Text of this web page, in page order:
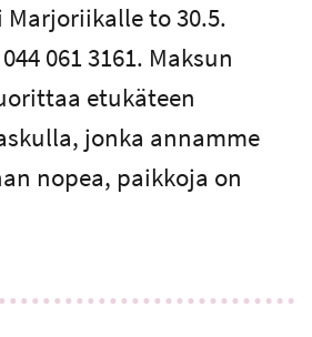
to 30.5.
061 3161. Maksun
etukäteen
jonka annamme
nopea, paikkoja on